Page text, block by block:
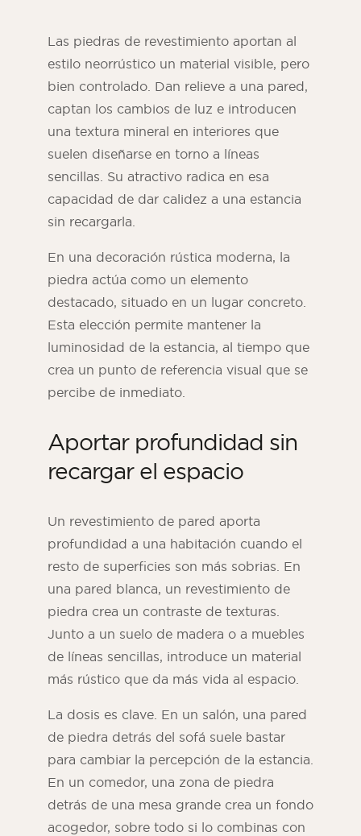
Las piedras de revestimiento aportan al
estilo neorrústico un material visible, pero
bien controlado. Dan relieve a una pared,
captan los cambios de luz e introducen
una textura mineral en interiores que
suelen diseñarse en torno a líneas
sencillas. Su atractivo radica en esa
capacidad de dar calidez a una estancia
sin recargarla.
En una decoración rústica moderna, la
piedra actúa como un elemento
destacado, situado en un lugar concreto.
Esta elección permite mantener la
luminosidad de la estancia, al tiempo que
crea un punto de referencia visual que se
percibe de inmediato.
Aportar profundidad sin
recargar el espacio
Un revestimiento de pared aporta
profundidad a una habitación cuando el
resto de superficies son más sobrias. En
una pared blanca, un revestimiento de
piedra crea un contraste de texturas.
Junto a un suelo de madera o a muebles
de líneas sencillas, introduce un material
más rústico que da más vida al espacio.
La dosis es clave. En un salón, una pared
de piedra detrás del sofá suele bastar
para cambiar la percepción de la estancia.
En un comedor, una zona de piedra
detrás de una mesa grande crea un fondo
acogedor, sobre todo si lo combinas con